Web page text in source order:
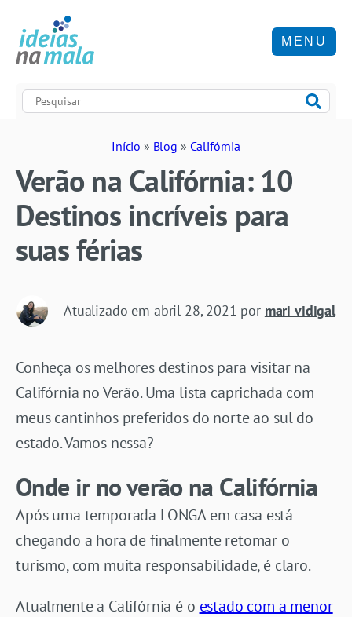
MENU
Início » Blog » Califórnia
Verão na Califórnia: 10
Destinos incríveis para
suas férias
Atualizado em abril 28, 2021 por mari vidigal
Conheça os melhores destinos para visitar na
Califórnia no Verão. Uma lista caprichada com
meus cantinhos preferidos do norte ao sul do
estado. Vamos nessa?
Onde ir no verão na Califórnia
Após uma temporada LONGA em casa está
chegando a hora de finalmente retomar o
turismo, com muita responsabilidade, é claro.
Atualmente a Califórnia é o estado com a menor